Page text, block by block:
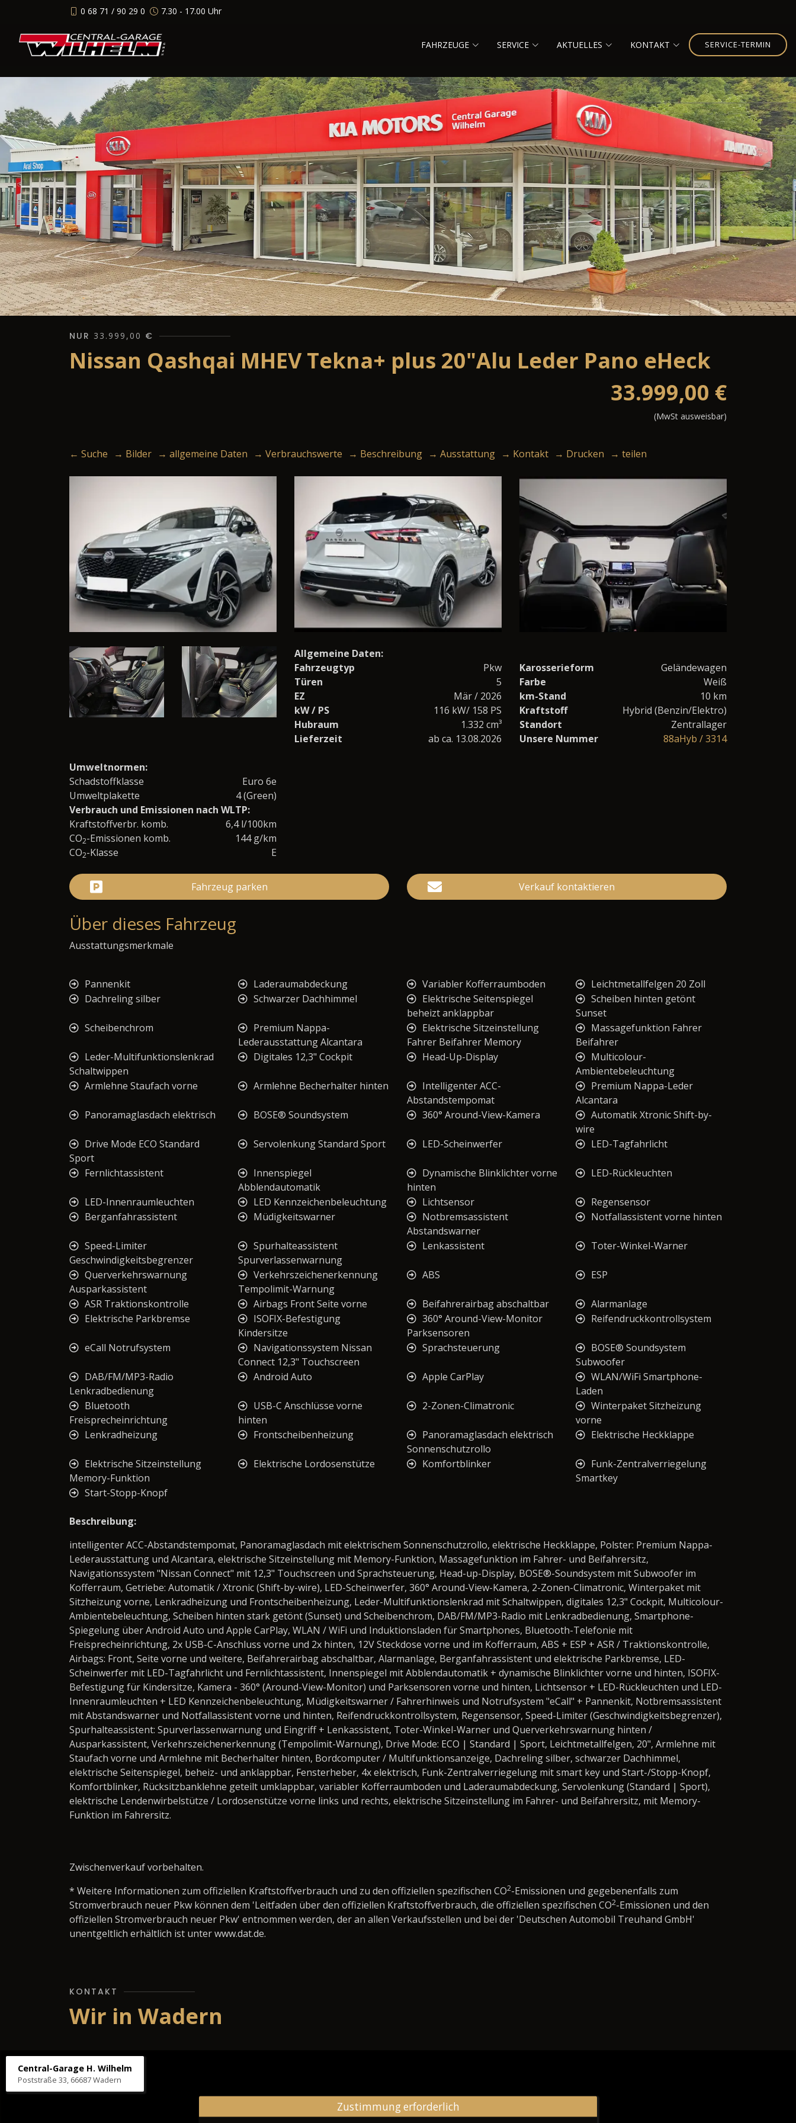
0 68 71 / 90 29 0 7.30 - 17.00 Uhr
FAHRZEUGE SERVICE AKTUELLES KONTAKT SERVICE-TERMIN
NUR 33.999,00 €
Nissan Qashqai MHEV Tekna+ plus 20"Alu Leder Pano eHeck
33.999,00 €
(MwSt ausweisbar)
← Suche → Bilder → allgemeine Daten → Verbrauchswerte → Beschreibung → Ausstattung → Kontakt → Drucken → teilen
Allgemeine Daten:
Fahrzeugtyp
Pkw Karosserieform
Geländewagen
Türen
5 Farbe
Weiß
EZ
Mär / 2026 km-Stand
10 km
kW / PS
116 kW/ 158 PS Kraftstoff
Hybrid (Benzin/Elektro)
Hubraum
1.332 cm³ Standort
Zentrallager
Lieferzeit
ab ca. 13.08.2026 Unsere Nummer 88aHyb / 3314
Umweltnormen:
Schadstoffklasse
Euro 6e
Umweltplakette
4 (Green)
Verbrauch und Emissionen nach WLTP:
Kraftstoffverbr. komb.
6,4 l/100km
CO2-Emissionen komb.
144 g/km
CO2-Klasse E
Fahrzeug parken Verkauf kontaktieren
Über dieses Fahrzeug
Ausstattungsmerkmale
Pannenkit Laderaumabdeckung Variabler Kofferraumboden
Leichtmetallfelgen 20 Zoll
Dachreling silber
Schwarzer Dachhimmel
Elektrische Seitenspiegel
beheizt anklappbar
Scheiben hinten getönt
Sunset
Scheibenchrom
Premium Nappa-
Lederausstattung Alcantara
Elektrische Sitzeinstellung
Fahrer Beifahrer Memory
Massagefunktion Fahrer
Beifahrer
Leder-Multifunktionslenkrad
Schaltwippen
Digitales 12,3" Cockpit Head-Up-Display
Multicolour-
Ambientebeleuchtung
Armlehne Staufach vorne
Armlehne Becherhalter hinten
Intelligenter ACC-
Abstandstempomat
Premium Nappa-Leder
Alcantara
Panoramaglasdach elektrisch
BOSE® Soundsystem 360° Around-View-Kamera
Automatik Xtronic Shift-by-
wire
Drive Mode ECO Standard
Sport
Servolenkung Standard Sport LED-Scheinwerfer LED-Tagfahrlicht
Fernlichtassistent
Innenspiegel
Abblendautomatik
Dynamische Blinklichter vorne
hinten
LED-Rückleuchten
LED-Innenraumleuchten LED Kennzeichenbeleuchtung Lichtsensor
Regensensor
Berganfahrassistent
Müdigkeitswarner
Notbremsassistent
Abstandswarner
Notfallassistent vorne hinten
Speed-Limiter
Geschwindigkeitsbegrenzer
Spurhalteassistent
Spurverlassenwarnung
Lenkassistent Toter-Winkel-Warner
Querverkehrswarnung
Ausparkassistent
Verkehrszeichenerkennung
Tempolimit-Warnung
ABS ESP
ASR Traktionskontrolle Airbags Front Seite vorne Beifahrerairbag abschaltbar
Alarmanlage
Elektrische Parkbremse
ISOFIX-Befestigung
Kindersitze
360° Around-View-Monitor
Parksensoren
Reifendruckkontrollsystem
eCall Notrufsystem
Navigationssystem Nissan
Connect 12,3" Touchscreen
Sprachsteuerung
BOSE® Soundsystem
Subwoofer
DAB/FM/MP3-Radio
Lenkradbedienung
Android Auto Apple CarPlay
WLAN/WiFi Smartphone-
Laden
Bluetooth
Freisprecheinrichtung
USB-C Anschlüsse vorne
hinten
2-Zonen-Climatronic
Winterpaket Sitzheizung
vorne
Lenkradheizung
Frontscheibenheizung
Panoramaglasdach elektrisch
Sonnenschutzrollo
Elektrische Heckklappe
Elektrische Sitzeinstellung
Memory-Funktion
Elektrische Lordosenstütze Komfortblinker
Funk-Zentralverriegelung
Smartkey
Start-Stopp-Knopf
Beschreibung:
intelligenter ACC-Abstandstempomat, Panoramaglasdach mit elektrischem Sonnenschutzrollo, elektrische Heckklappe, Polster: Premium Nappa-
Lederausstattung und Alcantara, elektrische Sitzeinstellung mit Memory-Funktion, Massagefunktion im Fahrer- und Beifahrersitz,
Navigationssystem "Nissan Connect" mit 12,3" Touchscreen und Sprachsteuerung, Head-up-Display, BOSE®-Soundsystem mit Subwoofer im
Kofferraum, Getriebe: Automatik / Xtronic (Shift-by-wire), LED-Scheinwerfer, 360° Around-View-Kamera, 2-Zonen-Climatronic, Winterpaket mit
Sitzheizung vorne, Lenkradheizung und Frontscheibenheizung, Leder-Multifunktionslenkrad mit Schaltwippen, digitales 12,3" Cockpit, Multicolour-
Ambientebeleuchtung, Scheiben hinten stark getönt (Sunset) und Scheibenchrom, DAB/FM/MP3-Radio mit Lenkradbedienung, Smartphone-
Spiegelung über Android Auto und Apple CarPlay, WLAN / WiFi und Induktionsladen für Smartphones, Bluetooth-Telefonie mit
Freisprecheinrichtung, 2x USB-C-Anschluss vorne und 2x hinten, 12V Steckdose vorne und im Kofferraum, ABS + ESP + ASR / Traktionskontrolle,
Airbags: Front, Seite vorne und weitere, Beifahrerairbag abschaltbar, Alarmanlage, Berganfahrassistent und elektrische Parkbremse, LED-
Scheinwerfer mit LED-Tagfahrlicht und Fernlichtassistent, Innenspiegel mit Abblendautomatik + dynamische Blinklichter vorne und hinten, ISOFIX-
Befestigung für Kindersitze, Kamera - 360° (Around-View-Monitor) und Parksensoren vorne und hinten, Lichtsensor + LED-Rückleuchten und LED-
Innenraumleuchten + LED Kennzeichenbeleuchtung, Müdigkeitswarner / Fahrerhinweis und Notrufsystem "eCall" + Pannenkit, Notbremsassistent
mit Abstandswarner und Notfallassistent vorne und hinten, Reifendruckkontrollsystem, Regensensor, Speed-Limiter (Geschwindigkeitsbegrenzer),
Spurhalteassistent: Spurverlassenwarnung und Eingriff + Lenkassistent, Toter-Winkel-Warner und Querverkehrswarnung hinten /
Ausparkassistent, Verkehrszeichenerkennung (Tempolimit-Warnung), Drive Mode: ECO | Standard | Sport, Leichtmetallfelgen, 20", Armlehne mit
Staufach vorne und Armlehne mit Becherhalter hinten, Bordcomputer / Multifunktionsanzeige, Dachreling silber, schwarzer Dachhimmel,
elektrische Seitenspiegel, beheiz- und anklappbar, Fensterheber, 4x elektrisch, Funk-Zentralverriegelung mit smart key und Start-/Stopp-Knopf,
Komfortblinker, Rücksitzbanklehne geteilt umklappbar, variabler Kofferraumboden und Laderaumabdeckung, Servolenkung (Standard | Sport),
elektrische Lendenwirbelstütze / Lordosenstütze vorne links und rechts, elektrische Sitzeinstellung im Fahrer- und Beifahrersitz, mit Memory-
Funktion im Fahrersitz.
Zwischenverkauf vorbehalten.
* Weitere Informationen zum offiziellen Kraftstoffverbrauch und zu den offiziellen spezifischen CO2-Emissionen und gegebenenfalls zum
Stromverbrauch neuer Pkw können dem 'Leitfaden über den offiziellen Kraftstoffverbrauch, die offiziellen spezifischen CO2-Emissionen und den
offiziellen Stromverbrauch neuer Pkw' entnommen werden, der an allen Verkaufsstellen und bei der 'Deutschen Automobil Treuhand GmbH'
unentgeltlich erhältlich ist unter www.dat.de.
KONTAKT
Wir in Wadern
Central-Garage H. Wilhelm
Poststraße 33, 66687 Wadern
Zustimmung erforderlich